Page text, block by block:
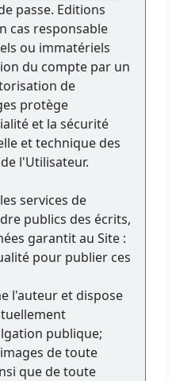
passe. Editions
cas responsable
ou immatériels
du compte par un
de
protège
et la sécurité
et technique des
l'Utilisateur.
services de
publics des écrits,
garantit au Site :
pour publier ces
l'auteur et dispose
publique;
de toute
que de toute